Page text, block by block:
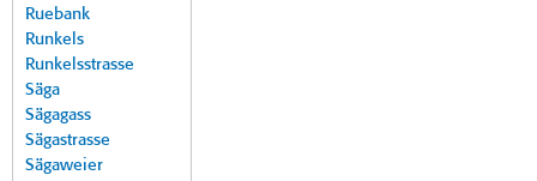
Ruebank
Runkels
Runkelsstrasse
Säga
Sägagass
Sägastrasse
Sägaweier